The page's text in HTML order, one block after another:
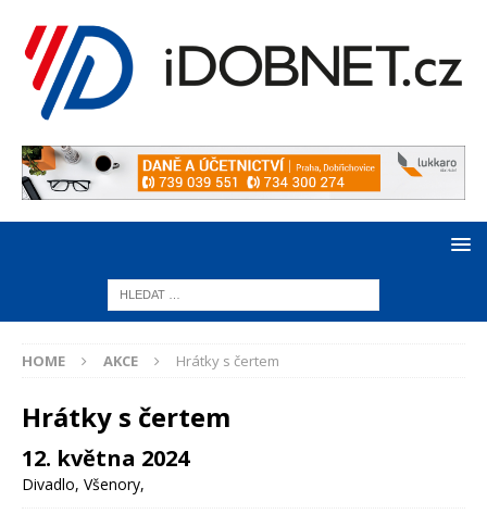
HOME AKCE Hrátky s čertem
Hrátky s čertem
12. května 2024
Divadlo, Všenory,